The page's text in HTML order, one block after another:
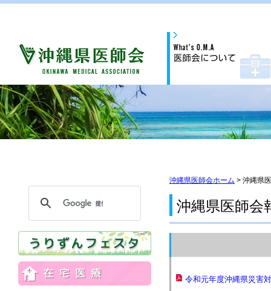
沖縄県医師会ホーム > 沖縄県
沖縄県医師会
令和元年度沖縄県災害